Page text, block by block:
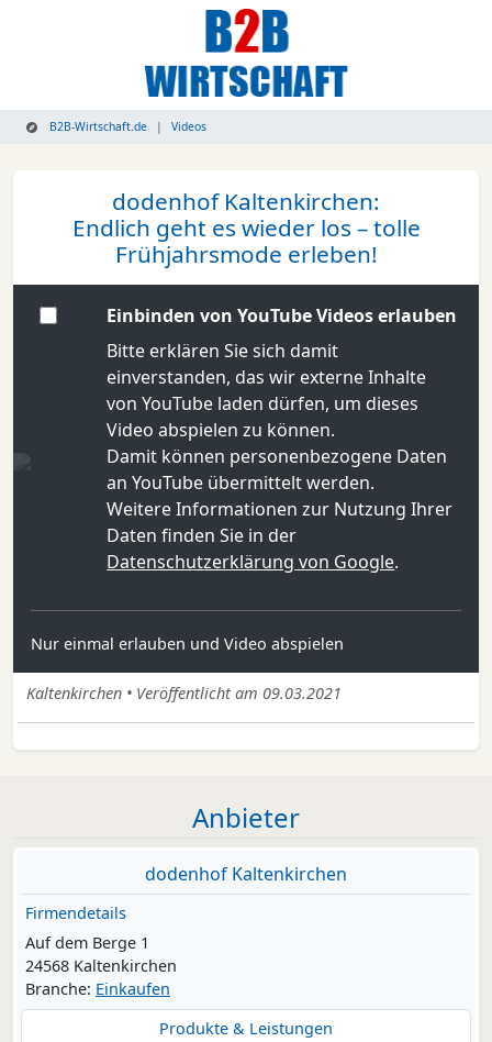
B2B-Wirtschaft.de Videos
dodenhof Kaltenkirchen:
Endlich geht es wieder los – tolle
Frühjahrsmode erleben!
Einbinden von YouTube Videos erlauben
Bitte erklären Sie sich damit
einverstanden, das wir externe Inhalte
von YouTube laden dürfen, um dieses
Video abspielen zu können.
Damit können personenbezogene Daten
an YouTube übermittelt werden.
Weitere Informationen zur Nutzung Ihrer
Daten finden Sie in der
Datenschutzerklärung von Google.
Nur einmal erlauben und Video abspielen
Kaltenkirchen • Veröffentlicht am 09.03.2021
Anbieter
dodenhof Kaltenkirchen
Firmendetails
Auf dem Berge 1
24568 Kaltenkirchen
Branche: Einkaufen
Produkte & Leistungen